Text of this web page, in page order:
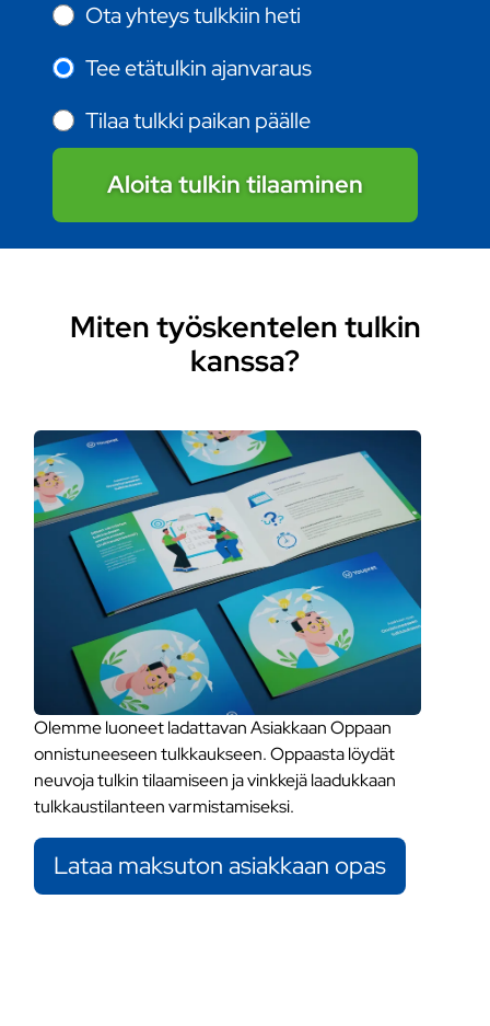
Ota yhteys tulkkiin heti
Tee etätulkin ajanvaraus
Tilaa tulkki paikan päälle
Aloita tulkin tilaaminen
Miten työskentelen tulkin
kanssa?
Olemme luoneet ladattavan Asiakkaan Oppaan
onnistuneeseen tulkkaukseen. Oppaasta löydät
neuvoja tulkin tilaamiseen ja vinkkejä laadukkaan
tulkkaustilanteen varmistamiseksi.
Lataa maksuton asiakkaan opas